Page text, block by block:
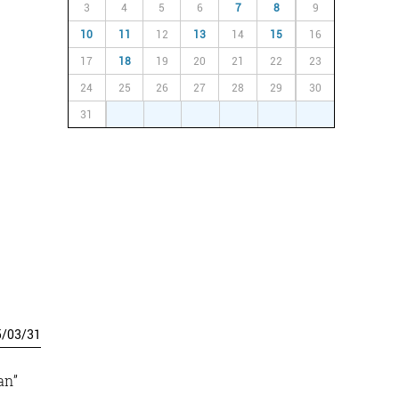
/03/31
3 4 5 6 7 8 9
10 11 12 13 14 15 16
17 18 19 20 21 22 23
24 25 26 27 28 29 30
31